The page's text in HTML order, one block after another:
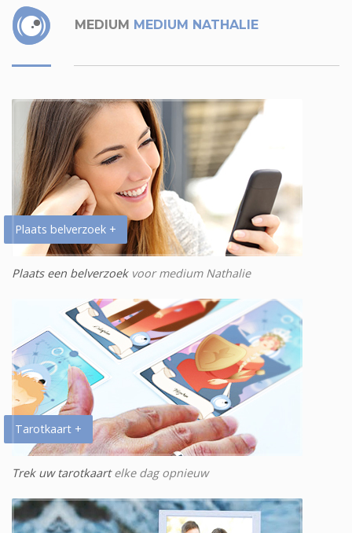
MEDIUM MEDIUM NATHALIE
Plaats belverzoek +
Plaats een belverzoekvoor medium Nathalie
Tarotkaart +
Trek uw tarotkaartelke dag opnieuw